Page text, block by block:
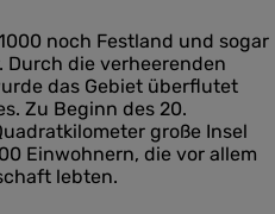
noch Festland und sogar
Durch die verheerenden
das Gebiet überflutet
Zu Beginn des 20.
große Insel
Einwohnern, die vor allem
lebten.